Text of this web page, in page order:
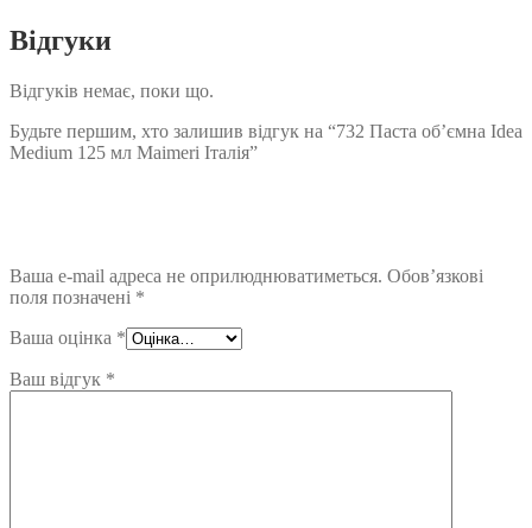
Відгуки
Відгуків немає, поки що.
Будьте першим, хто залишив відгук на “732 Паста об’ємна Idea
Medium 125 мл Maimeri Італія”
Ваша e-mail адреса не оприлюднюватиметься. Обов’язкові
поля позначені *
Ваша оцінка *
Ваш відгук *